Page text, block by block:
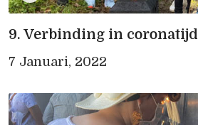
9. Verbinding in coronatijd
7 Januari, 2022